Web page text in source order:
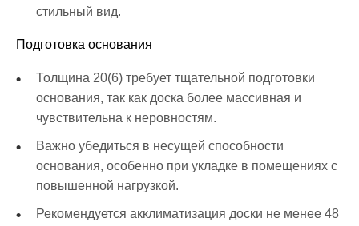
стильный вид.
Подготовка основания
Толщина 20(6) требует тщательной подготовки
основания, так как доска более массивная и
чувствительна к неровностям.
Важно убедиться в несущей способности
основания, особенно при укладке в помещениях с
повышенной нагрузкой.
Рекомендуется акклиматизация доски не менее 48